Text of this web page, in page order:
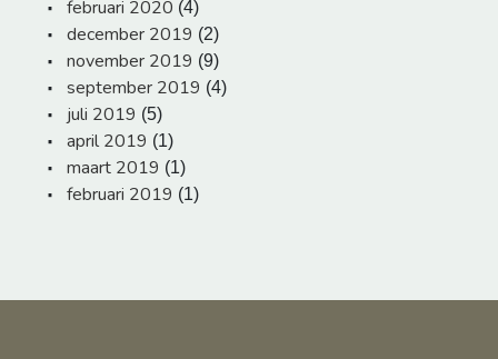
februari 2020 (4)
december 2019 (2)
november 2019 (9)
september 2019 (4)
juli 2019 (5)
april 2019 (1)
maart 2019 (1)
februari 2019 (1)